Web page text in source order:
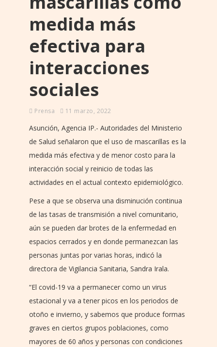
medida más
efectiva para
interacciones
sociales
Prensa 11 marzo, 2022
Asunción, Agencia IP.- Autoridades del Ministerio
de Salud señalaron que el uso de mascarillas es la
medida más efectiva y de menor costo para la
interacción social y reinicio de todas las
actividades en el actual contexto epidemiológico.
Pese a que se observa una disminución continua
de las tasas de transmisión a nivel comunitario,
aún se pueden dar brotes de la enfermedad en
espacios cerrados y en donde permanezcan las
personas juntas por varias horas, indicó la
directora de Vigilancia Sanitaria, Sandra Irala.
“El covid-19 va a permanecer como un virus
estacional y va a tener picos en los periodos de
otoño e invierno, y sabemos que produce formas
graves en ciertos grupos poblaciones, como
mayores de 60 años y personas con condiciones